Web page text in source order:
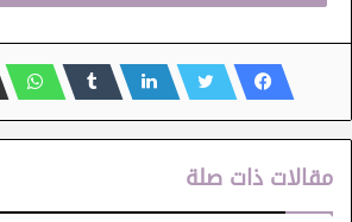
الهندي في لوحات تشكيلية ضمن معرض
الوطني للفن الحديث والمعاصر، الى جانب
القادمة لمعرض تونس الدولي للكتاب، بما
المتبادل ويتيح فضاءات جديدة للتلاقي
كما تم التأكيد على أهمية التعاون في
مقالات ذات صلة